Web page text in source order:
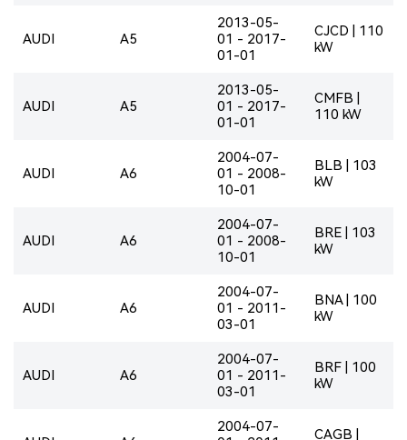
AUDI A5
2013-05-
01 - 2017-
01-01
CJCD | 110
kW
AUDI A5
2013-05-
01 - 2017-
01-01
CMFB |
110 kW
AUDI A6
2004-07-
01 - 2008-
10-01
BLB | 103
kW
AUDI A6
2004-07-
01 - 2008-
10-01
BRE | 103
kW
AUDI A6
2004-07-
01 - 2011-
03-01
BNA | 100
kW
AUDI A6
2004-07-
01 - 2011-
03-01
BRF | 100
kW
2004-07-
CAGB |